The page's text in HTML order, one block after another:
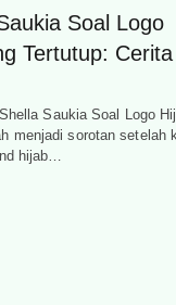
Soal Logo
Tertutup:
Saukia Soal Logo
menjadi sorotan setelah
hijab…